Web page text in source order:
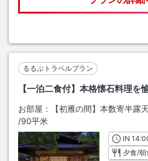
るるぶトラベルプラン
【一泊二食付】本格懐石料理を
お部屋：
【初雁の間】本数寄半露
/90平米
INチェ
夕食/朝